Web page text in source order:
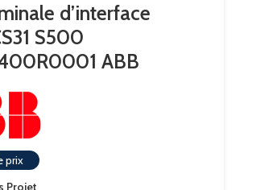
d’interface
S500
ABB
prix
Projet